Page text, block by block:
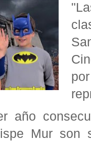
año
Mur son